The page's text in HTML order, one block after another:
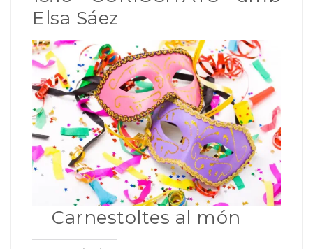
Elsa Sáez
Carnestoltes al món